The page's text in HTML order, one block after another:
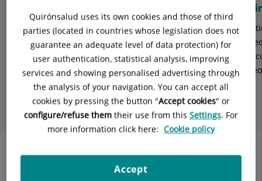
Amplis horaris d'atenció (també els dissabtes) i un
ampli ventall de proves a la teva disposició.
Diapositiva
anterior
Quirónsalud uses its own cookies and those of third
parties (located in countries whose legislation does not
guarantee an adequate level of data protection) for
user authentication, statistical analysis, improving
services and showing personalised advertising through
the analysis of your navigation. You can accept all
cookies by pressing the button "Accept cookies" or
configure/refuse them their use from this Settings. For
more information click here: Cookie policy
Accept